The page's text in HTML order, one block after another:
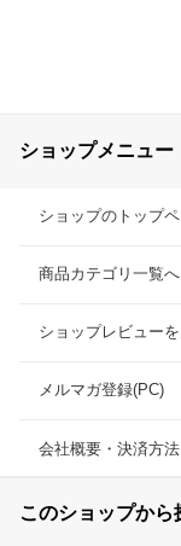
ショップメニュー
ショップのトップ
商品カテゴリ一覧へ
ショップレビュー
メルマガ登録(PC)
会社概要・決済方
このショップから